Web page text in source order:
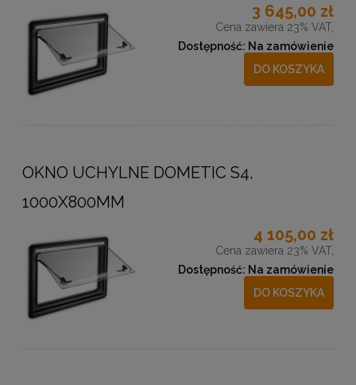
3 645,00 zł
Cena zawiera 23% VAT,
Dostępność: Na zamówienie
DO KOSZYKA
OKNO UCHYLNE DOMETIC S4,
1000X800MM
4 105,00 zł
Cena zawiera 23% VAT,
Dostępność: Na zamówienie
DO KOSZYKA